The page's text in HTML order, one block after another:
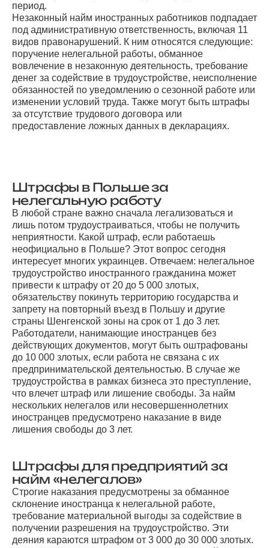
период.
Незаконный найм иностранных работников подпадает
под административную ответственность, включая 11
видов правонарушений. К ним относятся следующие:
поручение нелегальной работы, обманное
вовлечение в незаконную деятельность, требование
денег за содействие в трудоустройстве, неисполнение
обязанностей по уведомлению о сезонной работе или
изменении условий труда. Также могут быть штрафы
за отсутствие трудового договора или
предоставление ложных данных в декларациях.
Штрафы в Польше за
нелегальную работу
В любой стране важно сначала легализоваться и
лишь потом трудоустраиваться, чтобы не получить
неприятности. Какой штраф, если работаешь
неофициально в Польше? Этот вопрос сегодня
интересует многих украинцев. Отвечаем: нелегальное
трудоустройство иностранного гражданина может
привести к штрафу от 20 до 5 000 злотых,
обязательству покинуть территорию государства и
запрету на повторный въезд в Польшу и другие
страны Шенгенской зоны на срок от 1 до 3 лет.
Работодатели, нанимающие иностранцев без
действующих документов, могут быть оштрафованы
до 10 000 злотых, если работа не связана с их
предпринимательской деятельностью. В случае же
трудоустройства в рамках бизнеса это преступление,
что влечет штраф или лишение свободы. За найм
нескольких нелегалов или несовершеннолетних
иностранцев предусмотрено наказание в виде
лишения свободы до 3 лет.
Штрафы для предприятий за
найм «нелегалов»
Строгие наказания предусмотрены за обманное
склонение иностранца к нелегальной работе,
требование материальной выгоды за содействие в
получении разрешения на трудоустройство. Эти
деяния караются штрафом от 3 000 до 30 000 злотых.